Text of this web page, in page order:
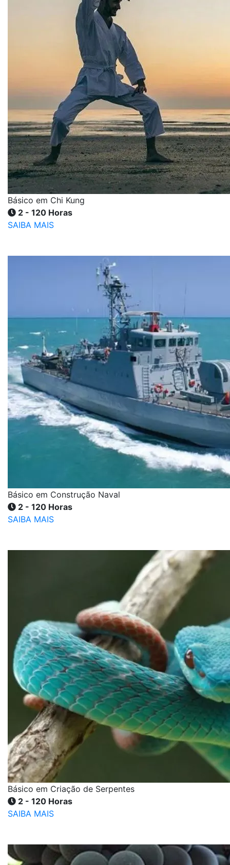
Básico em Chi Kung
2 - 120 Horas
SAIBA MAIS
Básico em Construção Naval
2 - 120 Horas
SAIBA MAIS
Básico em Criação de Serpentes
2 - 120 Horas
SAIBA MAIS